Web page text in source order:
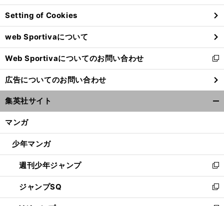
ン
ド
ウ
で
開
く
Setting of Cookies
web Sportivaについて
Web Sportivaについてのお問い合わせ
新
し
い
ウ
ィ
ン
ウ
開
く
広告についてのお問い合わせ
集英社サイト
マンガ
少年マンガ
週刊少年ジャンプ
新
し
い
ウ
ジャンプSQ
新
し